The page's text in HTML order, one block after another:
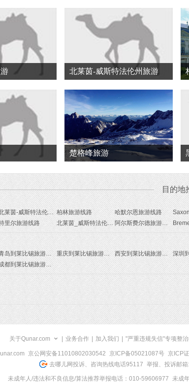
北莱茵-威斯特法伦州旅游
楚格峰旅游
目的地
北莱茵-威斯特法伦州旅游线路 柏林旅游线路 哈默尔恩旅游线路
里尔旅游线路 北莱茵_威斯特法伦州旅游线路 阿尔斯费尔德旅游线路
青岛到莱比锡旅游报价 重庆到莱比锡旅游报价 西安到莱比锡旅游报价
成都到莱比锡旅游报价
关于Qunar.com 业务合作 加入我们 "严重违规失信"专项整
京公网安备11010802030542 京ICP备05021087号 京ICP
去哪儿网投诉、咨询热线电话95117 举报、投诉邮
未成年人/违法和不良信息/算法推荐举报电话：010-59606977 未成